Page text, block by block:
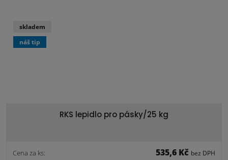
RKS lepidlo pro pásky/25 kg
Cena za ks: 535,6 Kč bez DPH
skladem
náš tip